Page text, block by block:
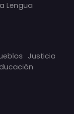
Lengua
Justicia